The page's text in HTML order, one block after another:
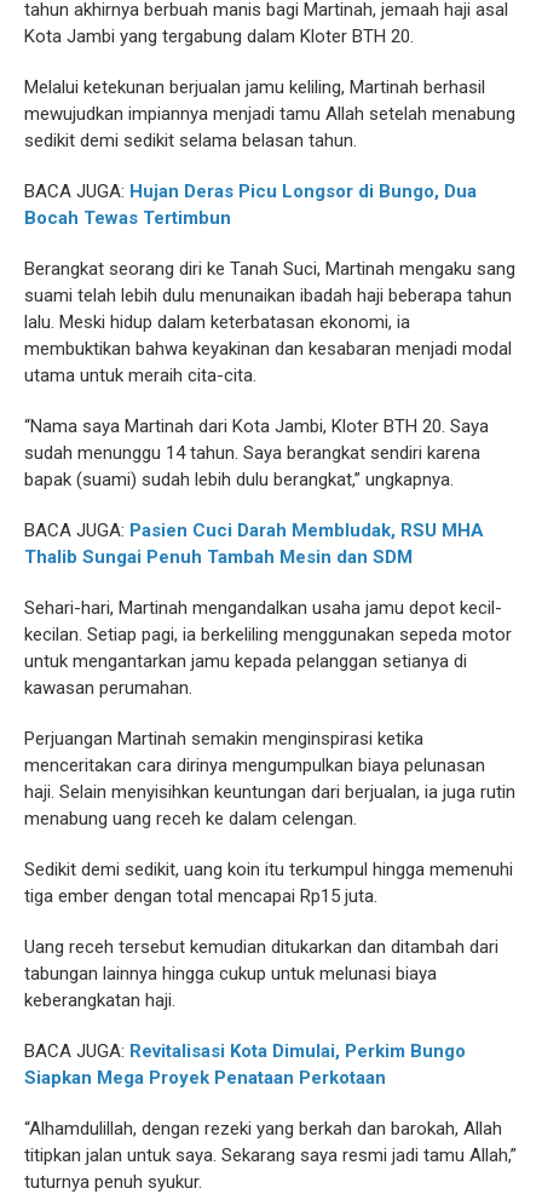
tahun akhirnya berbuah manis bagi Martinah, jemaah haji asal
Kota Jambi yang tergabung dalam Kloter BTH 20.
Melalui ketekunan berjualan jamu keliling, Martinah berhasil
mewujudkan impiannya menjadi tamu Allah setelah menabung
sedikit demi sedikit selama belasan tahun.
BACA JUGA: Hujan Deras Picu Longsor di Bungo, Dua
Bocah Tewas Tertimbun
Berangkat seorang diri ke Tanah Suci, Martinah mengaku sang
suami telah lebih dulu menunaikan ibadah haji beberapa tahun
lalu. Meski hidup dalam keterbatasan ekonomi, ia
membuktikan bahwa keyakinan dan kesabaran menjadi modal
utama untuk meraih cita-cita.
“Nama saya Martinah dari Kota Jambi, Kloter BTH 20. Saya
sudah menunggu 14 tahun. Saya berangkat sendiri karena
bapak (suami) sudah lebih dulu berangkat,” ungkapnya.
BACA JUGA: Pasien Cuci Darah Membludak, RSU MHA
Thalib Sungai Penuh Tambah Mesin dan SDM
Sehari-hari, Martinah mengandalkan usaha jamu depot kecil-
kecilan. Setiap pagi, ia berkeliling menggunakan sepeda motor
untuk mengantarkan jamu kepada pelanggan setianya di
kawasan perumahan.
Perjuangan Martinah semakin menginspirasi ketika
menceritakan cara dirinya mengumpulkan biaya pelunasan
haji. Selain menyisihkan keuntungan dari berjualan, ia juga rutin
menabung uang receh ke dalam celengan.
Sedikit demi sedikit, uang koin itu terkumpul hingga memenuhi
tiga ember dengan total mencapai Rp15 juta.
Uang receh tersebut kemudian ditukarkan dan ditambah dari
tabungan lainnya hingga cukup untuk melunasi biaya
keberangkatan haji.
BACA JUGA: Revitalisasi Kota Dimulai, Perkim Bungo
Siapkan Mega Proyek Penataan Perkotaan
“Alhamdulillah, dengan rezeki yang berkah dan barokah, Allah
titipkan jalan untuk saya. Sekarang saya resmi jadi tamu Allah,”
tuturnya penuh syukur.